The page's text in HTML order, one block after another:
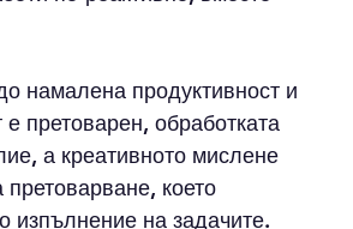
намалена продуктивност и
претоварен, обработката
а креативното мислене
което
изпълнение на задачите.